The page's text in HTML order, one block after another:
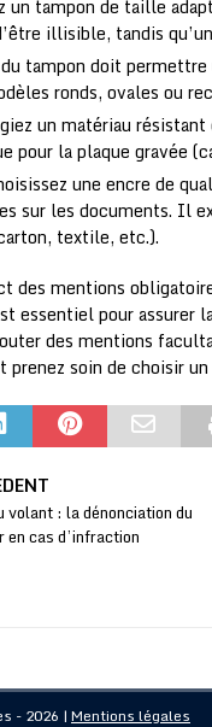
un tampon de taille
illisible, tandis
tampon doit
ronds, ovales ou
un matériau
pour la plaque gravée
une encre de
sur les documents. Il
textile, etc.).
des mentions
essentiel pour
des mentions
soin de choisir
volant : la dénonciation du
en cas d’infraction
- 2026 | Mentions légales